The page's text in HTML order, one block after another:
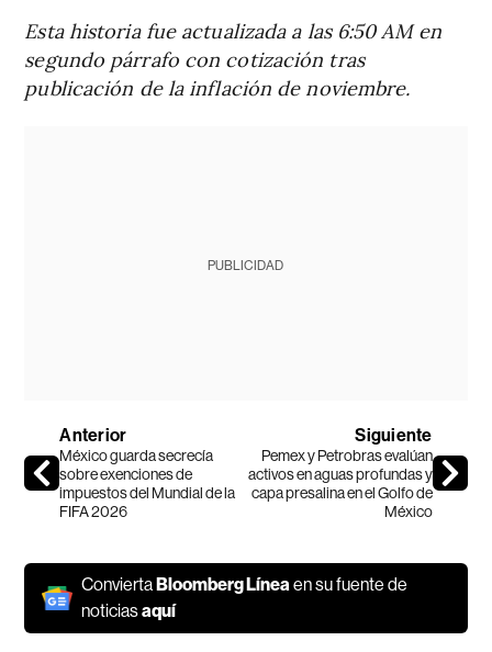
Esta historia fue actualizada a las 6:50 AM en
segundo párrafo con cotización tras
publicación de la inflación de noviembre.
PUBLICIDAD
Anterior
México guarda secrecía
sobre exenciones de
impuestos del Mundial de la
FIFA 2026
Siguiente
Pemex y Petrobras evalúan
activos en aguas profundas y
capa presalina en el Golfo de
México
ConviertaBloomberg Líneaen su fuente de
noticiasaquí